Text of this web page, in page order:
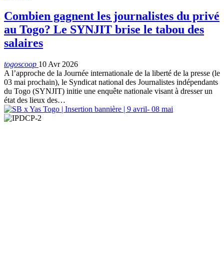
Combien gagnent les journalistes du privé
au Togo? Le SYNJIT brise le tabou des
salaires
togoscoop 10 Avr 2026
A l’approche de la Journée internationale de la liberté de la presse (le
03 mai prochain), le Syndicat national des Journalistes indépendants
du Togo (SYNJIT) initie une enquête nationale visant à dresser un
état des lieux des…